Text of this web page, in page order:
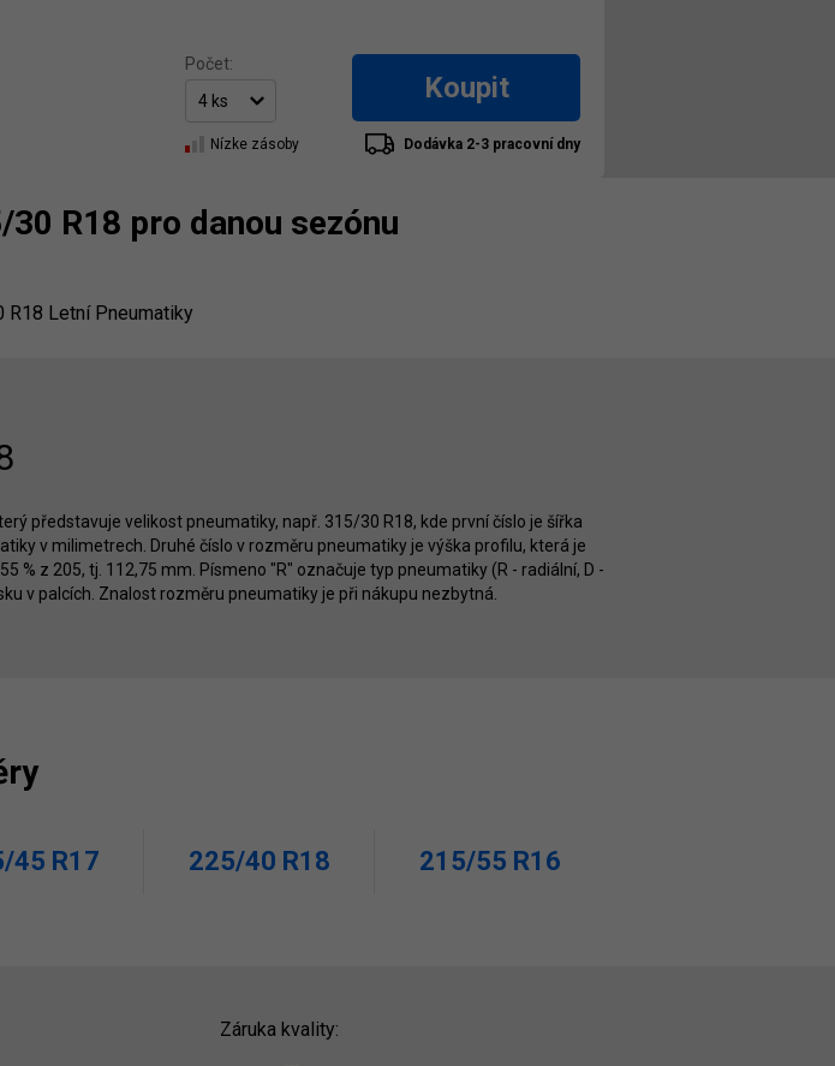
Počet:
Koupit
Nízke zásoby Dodávka 2-3 pracovní dny
R18 pro danou sezónu
R18 Letní Pneumatiky
představuje velikost pneumatiky, např. 315/30 R18, kde první číslo je šířka
v milimetrech. Druhé číslo v rozměru pneumatiky je výška profilu, která je
% z 205, tj. 112,75 mm. Písmeno "R" označuje typ pneumatiky (R - radiální, D -
v palcích. Znalost rozměru pneumatiky je při nákupu nezbytná.
45 R17 225/40 R18 215/55 R16
Záruka kvality: